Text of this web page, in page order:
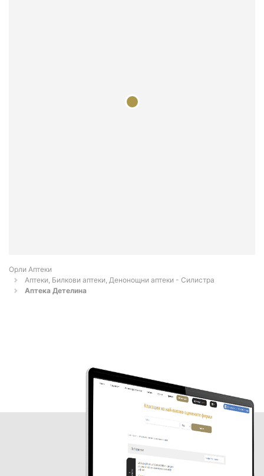
Орли Аптеки
Аптеки, Билкови аптеки, Денонощни аптеки - Силистра
Аптека Детелина